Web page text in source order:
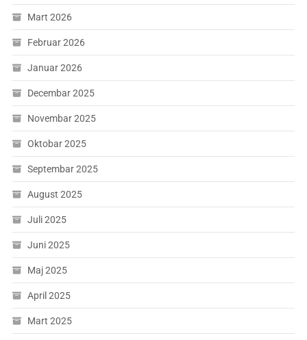
Mart 2026
Februar 2026
Januar 2026
Decembar 2025
Novembar 2025
Oktobar 2025
Septembar 2025
August 2025
Juli 2025
Juni 2025
Maj 2025
April 2025
Mart 2025